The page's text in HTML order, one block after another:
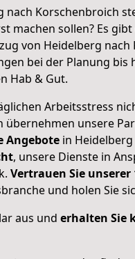
nach Korschenbroich
machen sollen? Es
von Heidelberg
bei der Planung bis
Hab & Gut.
Arbeitsstress
übernehmen unsere
Angebote in
, unsere Dienste in
Vertrauen Sie unserer
und holen Sie
aus und erhalten Sie